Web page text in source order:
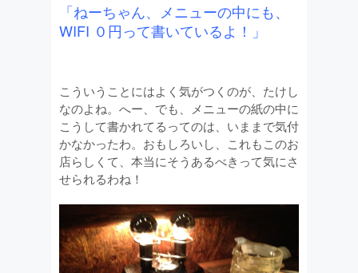
「ねーちゃん、メニューの中にも、
WIFI ０円って書いているよ！」
こういうことにはよく気がつくのが、たけし
なのよね。へー、でも、メニューの紙の中に
こうして書かれてるってのは、いままで気付
かなかったわ。おもしろいし、これもこのお
店らしくて、本当にそうあるべきって気にさ
せられるわね！